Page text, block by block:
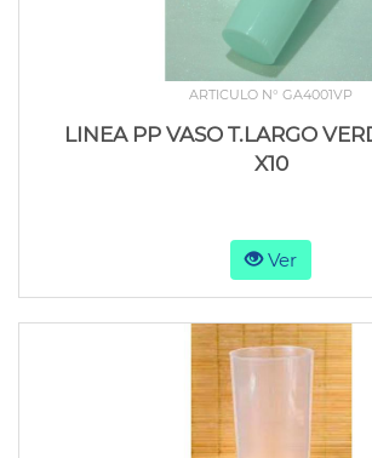
ARTICULO N° GA4001VP
LINEA PP VASO T.LARGO
X10
Ver